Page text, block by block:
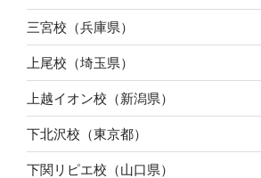
三宮校（兵庫県）
上尾校（埼玉県）
上越イオン校（新潟県）
下北沢校（東京都）
下関リピエ校（山口県）